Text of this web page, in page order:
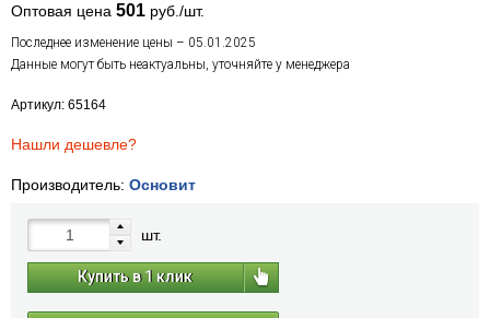
Оптовая цена 501 руб./шт.
Последнее изменение цены – 05.01.2025
Данные могут быть неактуальны, уточняйте у менеджера
Артикул: 65164
Нашли дешевле?
Производитель: Основит
шт.
Купить в 1 клик